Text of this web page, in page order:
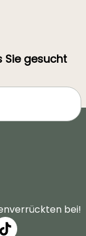
Sie gesucht
bei!